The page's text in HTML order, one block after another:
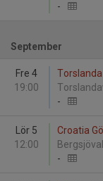
-
September
Fre 4
19:00
Torslanda
-
Lör 5
12:00
Croatia
-